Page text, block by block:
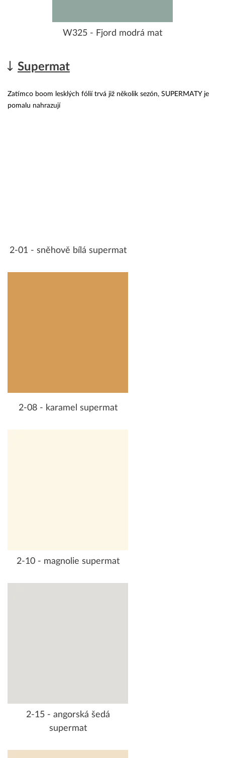
W325 - Fjord modrá mat
Supermat
Zatímco boom lesklých fólií trvá již několik sezón, SUPERMATY je
pomalu nahrazují
2-01 - sněhově bílá supermat
2-08 - karamel supermat
2-10 - magnolie supermat
2-15 - angorská šedá
supermat